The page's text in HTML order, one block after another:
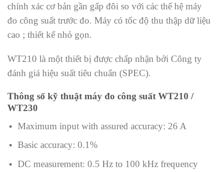
chính xác cơ bản gần gấp đôi so với các thế hệ máy
đo công suất trước đo. Máy có tốc độ thu thập dữ liệu
cao ; thiết kế nhỏ gọn.
WT210 là một thiết bị được chấp nhận bởi Công ty
đánh giá hiệu suất tiêu chuẩn (SPEC).
Thông số kỹ thuật máy đo công suất WT210 /
WT230
Maximum input with assured accuracy: 26 A
Basic accuracy: 0.1%
DC measurement: 0.5 Hz to 100 kHz frequency